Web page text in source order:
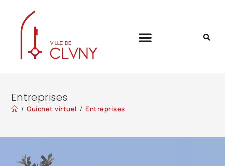
Entreprises
/ Guichet virtuel / Entreprises